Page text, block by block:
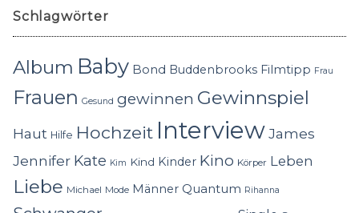
Schlagwörter
Album Baby Bond Buddenbrooks Filmtipp Frau
Frauen Gesund gewinnen Gewinnspiel
Haut Hilfe Hochzeit InterviewJames
Jennifer Kate Kim Kind Kinder Kino Körper Leben
Liebe Michael Mode Männer Quantum Rihanna